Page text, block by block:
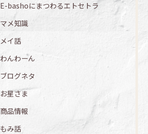
E-bashoにまつわるエトセトラ
マメ知識
メイ話
わんわーん
ブログネタ
お星さま
商品情報
もみ話